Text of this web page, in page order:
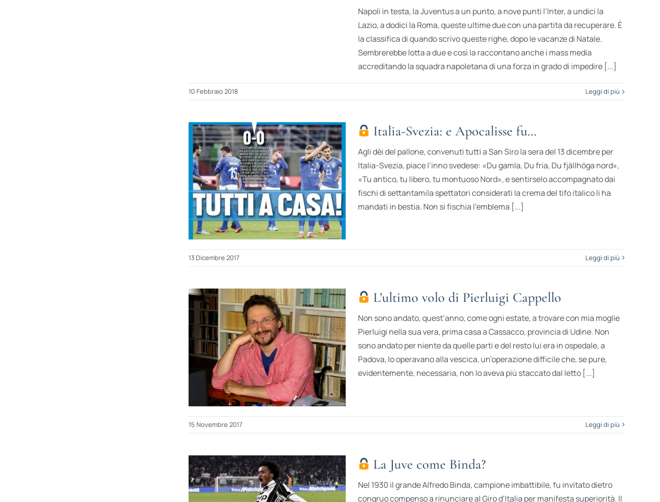
Napoli in testa, la Juventus a un punto, a nove punti l’Inter, a undici la
Lazio, a dodici la Roma, queste ultime due con una partita da recuperare. È
la classifica di quando scrivo queste righe, dopo le vacanze di Natale.
Sembrerebbe lotta a due e così la raccontano anche i mass media
accreditando la squadra napoletana di una forza in grado di impedire [...]
10 Febbraio 2018 Leggi di più
Italia-Svezia: e Apocalisse fu…
Agli dèi del pallone, convenuti tutti a San Siro la sera del 13 dicembre per
Italia-Svezia, piace l’inno svedese: «Du gamla, Du fria, Du fjällhöga nord»,
«Tu antico, tu libero, tu montuoso Nord», e sentirselo accompagnato dai
fischi di settantamila spettatori considerati la crema del tifo italico li ha
mandati in bestia. Non si fischia l’emblema [...]
13 Dicembre 2017 Leggi di più
L’ultimo volo di Pierluigi Cappello
Non sono andato, quest’anno, come ogni estate, a trovare con mia moglie
Pierluigi nella sua vera, prima casa a Cassacco, provincia di Udine. Non
sono andato per niente da quelle parti e del resto lui era in ospedale, a
Padova, lo operavano alla vescica, un’operazione difficile che, se pure,
evidentemente, necessaria, non lo aveva più staccato dal letto [...]
15 Novembre 2017 Leggi di più
La Juve come Binda?
Nel 1930 il grande Alfredo Binda, campione imbattibile, fu invitato dietro
congruo compenso a rinunciare al Giro d’Italia per manifesta superiorità. Il